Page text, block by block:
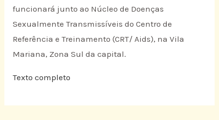
funcionará junto ao Núcleo de Doenças
Sexualmente Transmissíveis do Centro de
Referência e Treinamento (CRT/ Aids), na Vila
Mariana, Zona Sul da capital.
Texto completo